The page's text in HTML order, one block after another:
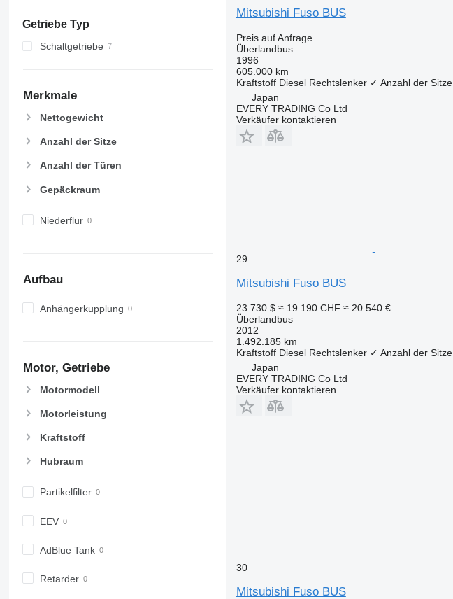
Getriebe Typ
Schaltgetriebe
Merkmale
Nettogewicht
Anzahl der Sitze
Anzahl der Türen
Gepäckraum
Niederflur
Aufbau
Anhängerkupplung
Motor, Getriebe
Motormodell
Motorleistung
Kraftstoff
Hubraum
Partikelfilter
EEV
AdBlue Tank
Retarder
Mitsubishi Fuso BUS
Preis auf Anfrage
Überlandbus
1996
605.000 km
Kraftstoff Diesel Rechtslenker ✓ Anzahl der Sitze
Japan
EVERY TRADING Co Ltd
Verkäufer kontaktieren
29
Mitsubishi Fuso BUS
23.730 $ ≈ 19.190 CHF ≈ 20.540 €
Überlandbus
2012
1.492.185 km
Kraftstoff Diesel Rechtslenker ✓ Anzahl der Sitze
Japan
EVERY TRADING Co Ltd
Verkäufer kontaktieren
30
Mitsubishi Fuso BUS